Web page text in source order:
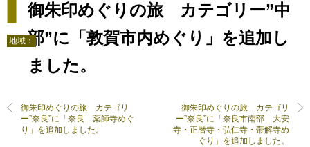
御朱印めぐりの旅 カテゴリー”中
部”に「敦賀市内めぐり」を追加し
ました。
地域：
御朱印めぐりの旅 カテゴリ
ー”奈良”に「奈良 薬師寺めぐ
り」を追加しました。
御朱印めぐりの旅 カテゴリ
ー”奈良”に「奈良市南部 大安
寺・正暦寺・弘仁寺・帯解寺め
ぐり」を追加しました。